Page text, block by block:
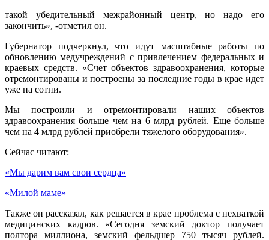
такой убедительный межрайонный центр, но надо его
закончить», -отметил он.
Губернатор подчеркнул, что идут масштабные работы по
обновлению медучреждений с привлечением федеральных и
краевых средств. «Счет объектов здравоохранения, которые
отремонтированы и построены за последние годы в крае идет
уже на сотни.
Мы построили и отремонтировали наших объектов
здравоохранения больше чем на 6 млрд рублей. Еще больше
чем на 4 млрд рублей приобрели тяжелого оборудования».
Сейчас читают:
«Мы дарим вам свои сердца»
«Милой маме»
Также он рассказал, как решается в крае проблема с нехваткой
медицинских кадров. «Сегодня земский доктор получает
полтора миллиона, земский фельдшер 750 тысяч рублей.